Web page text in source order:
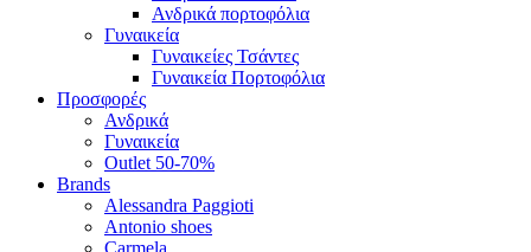
Ανδρικά πορτοφόλια
Γυναικεία
Γυναικείες Τσάντες
Γυναικεία Πορτοφόλια
Προσφορές
Ανδρικά
Γυναικεία
Outlet 50-70%
Brands
Alessandra Paggioti
Antonio shoes
Carmela